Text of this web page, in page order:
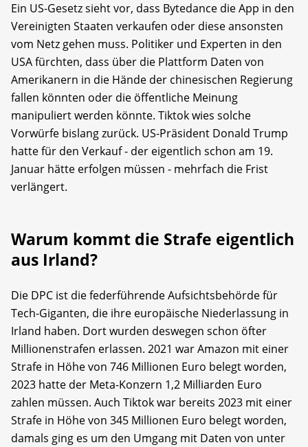
Ein US-Gesetz sieht vor, dass Bytedance die App in den
Vereinigten Staaten verkaufen oder diese ansonsten
vom Netz gehen muss. Politiker und Experten in den
USA fürchten, dass über die Plattform Daten von
Amerikanern in die Hände der chinesischen Regierung
fallen könnten oder die öffentliche Meinung
manipuliert werden könnte. Tiktok wies solche
Vorwürfe bislang zurück. US-Präsident Donald Trump
hatte für den Verkauf - der eigentlich schon am 19.
Januar hätte erfolgen müssen - mehrfach die Frist
verlängert.
Warum kommt die Strafe eigentlich
aus Irland?
Die DPC ist die federführende Aufsichtsbehörde für
Tech-Giganten, die ihre europäische Niederlassung in
Irland haben. Dort wurden deswegen schon öfter
Millionenstrafen erlassen. 2021 war Amazon mit einer
Strafe in Höhe von 746 Millionen Euro belegt worden,
2023 hatte der Meta-Konzern 1,2 Milliarden Euro
zahlen müssen. Auch Tiktok war bereits 2023 mit einer
Strafe in Höhe von 345 Millionen Euro belegt worden,
damals ging es um den Umgang mit Daten von unter